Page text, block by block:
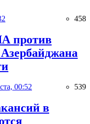
458
против
00:52 539
в